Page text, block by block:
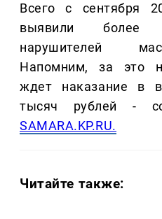
Всего с сентября
выявили более
нарушителей
Напомним, за это
ждет наказание в
тысяч рублей -
SAMARA.KP.RU.
Читайте также: